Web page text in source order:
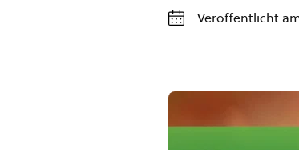
Veröffentlicht